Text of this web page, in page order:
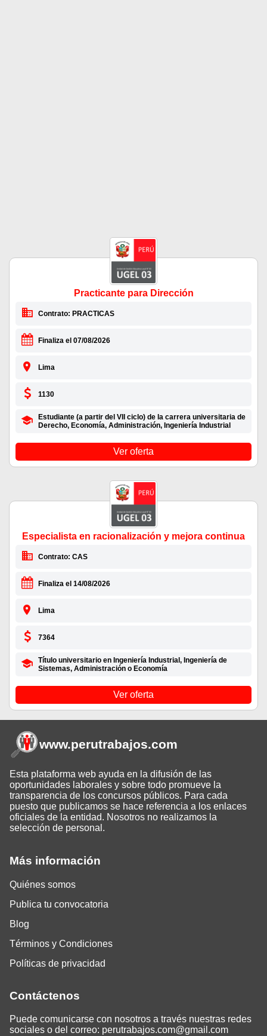
Practicante para Dirección
Contrato: PRACTICAS
Finaliza el 07/08/2026
Lima
1130
Estudiante (a partir del VII ciclo) de la carrera universitaria de
Derecho, Economía, Administración, Ingeniería Industrial
Ver oferta
Especialista en racionalización y mejora continua
Contrato: CAS
Finaliza el 14/08/2026
Lima
7364
Título universitario en Ingeniería Industrial, Ingeniería de
Sistemas, Administración o Economía
Ver oferta
Más información
Quiénes somos
Publica tu convocatoria
Blog
Términos y Condiciones
Políticas de privacidad
Contáctenos
Puede comunicarse con nosotros a través nuestras redes
sociales o del correo: perutrabajos.com@gmail.com
www.perutrabajos.com
Esta plataforma web ayuda en la difusión de las
oportunidades laborales y sobre todo promueve la
transparencia de los concursos públicos. Para cada
puesto que publicamos se hace referencia a los enlaces
oficiales de la entidad. Nosotros no realizamos la
selección de personal.